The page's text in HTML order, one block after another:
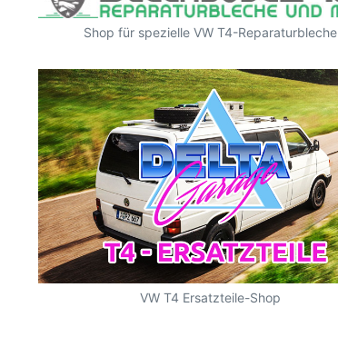
Shop für spezielle VW T4-Reparaturbleche
VW T4 Ersatzteile-Shop